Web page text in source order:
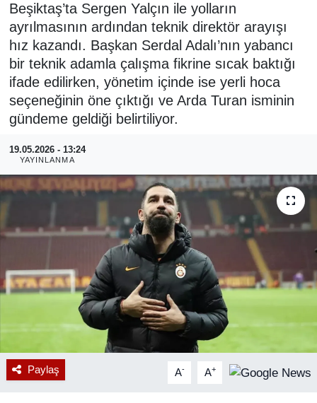
Beşiktaş’ta Sergen Yalçın ile yolların
ayrılmasının ardından teknik direktör arayışı
hız kazandı. Başkan Serdal Adalı’nın yabancı
bir teknik adamla çalışma fikrine sıcak baktığı
ifade edilirken, yönetim içinde ise yerli hoca
seçeneğinin öne çıktığı ve Arda Turan isminin
gündeme geldiği belirtiliyor.
19.05.2026 - 13:24
YAYINLANMA
Paylaş A- A+
SİYASET
SPOR
ASAYİŞ
RESMİ REKLAM
Tüm Manşetler
Son Dakika Haberleri
Haber Arşivi